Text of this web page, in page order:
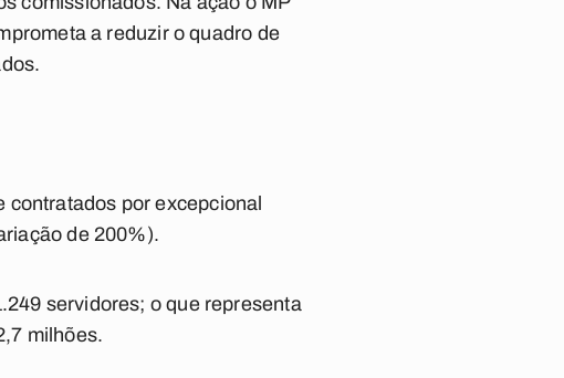
a reduzir o quadro de
contratados por excepcional
de 200%).
servidores; o que representa
milhões.